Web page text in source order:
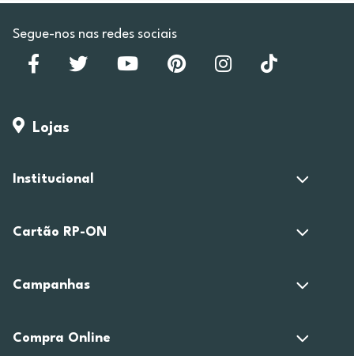
Segue-nos nas redes sociais
Lojas
Institucional
Cartão RP-ON
Campanhas
Compra Online